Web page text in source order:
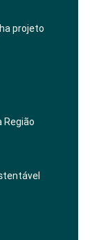
projeto
Região